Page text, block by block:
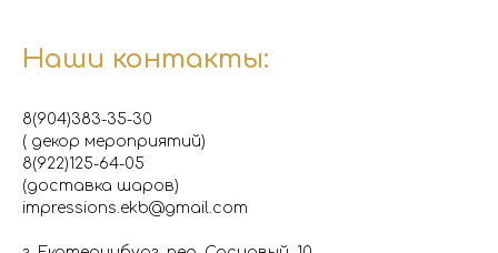
Наши контакты:
8(904)383-35-30
( декор мероприятий)
8(922)125-64-05
(доставка шаров)
impressions.ekb@gmail.com